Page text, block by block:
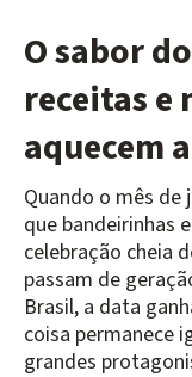
O sabor
receitas e
aquecem
Quando o mês de
que bandeirinhas
celebração cheia
passam de
Brasil, a data
coisa permanece
grandes